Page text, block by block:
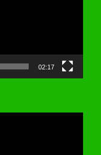
02:17